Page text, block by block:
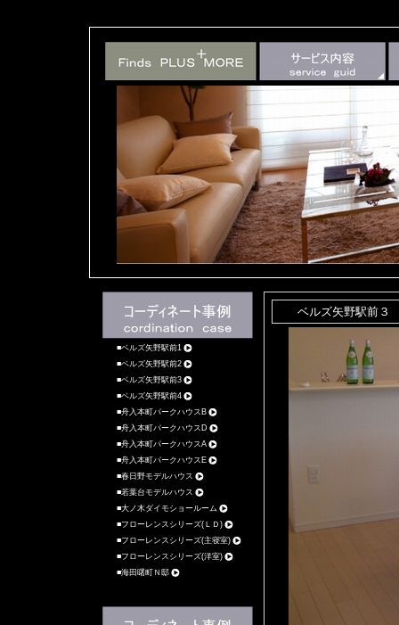
ベルズ矢野駅前1
ベルズ矢野駅前2
ベルズ矢野駅前3
ベルズ矢野駅前4
舟入本町パークハウスB
舟入本町パークハウスD
舟入本町パークハウスA
舟入本町パークハウスE
春日野モデルハウス
若葉台モデルハウス
大ノ木ダイモショールーム
フローレンスシリーズ(ＬＤ)
フローレンスシリーズ(主寝室)
フローレンスシリーズ(洋室)
海田曙町Ｎ邸
ベルズ矢野駅前３